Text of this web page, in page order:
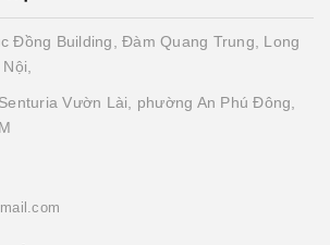
Đồng Building, Đàm Quang Trung, Long
Vườn Lài, phường An Phú Đông,